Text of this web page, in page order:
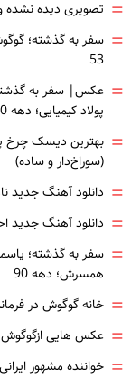
= تصویری دیده نشده
=
53
= عکس| سفر به
پولاد کیمیایی؛ دهه 60
= بهترین دیسک چرخ
(سوراخ‌دار و ساده)
= دانلود آهنگ جدید
= دانلود آهنگ جدید
= سفر به گذشته؛
همسرش؛ دهه 90
= خانه گوگوش در
= عکس هایی ازگوگوش،
= خواننده مشهور